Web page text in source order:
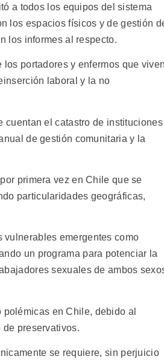
a todos los equipos del sistema
los espacios físicos y de gestión
los informes al respecto.
portadores y enfermos que
laboral y la no
cuentan el catastro de instituciones
de gestión comunitaria y la
primera vez en Chile que se
particularidades geográficas,
emergentes como
un programa para potenciar la
sexuales de ambos
en Chile, debido al
preservativos.
se requiere, sin perjuicio